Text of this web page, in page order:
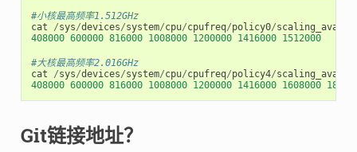
#小核最高频率1.512GHz
cat
/sys/devices/system/cpu/cpufreq/policy0/
408000 600000 816000 1008000 1200000 1416000 1512000
#大核最高频率2.016GHz
cat
/sys/devices/system/cpu/cpufreq/policy4/
408000 600000 816000 1008000 1200000 1416000 1608000
Git链接地址？